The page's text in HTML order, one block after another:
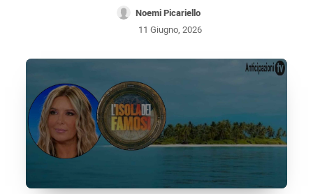
Noemi Picariello
11 Giugno, 2026